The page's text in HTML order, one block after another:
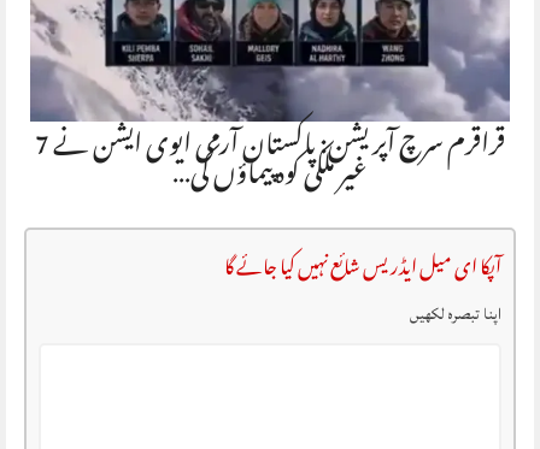
قراقرم سرچ آپریشن: پاکستان آرمی ایوی ایشن نے 7 غیر ملکی کوہ پیماؤں کی…
آپکا ای میل ایڈریس شائع نہیں کیا جائے گا
اپنا تبصرہ لکھیں